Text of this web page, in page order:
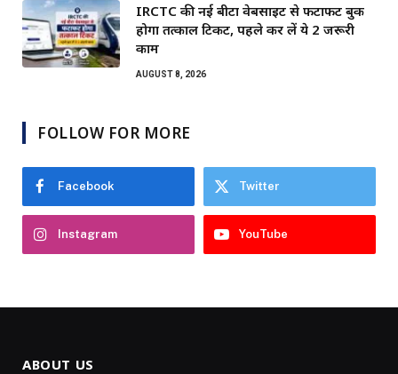
IRCTC की नई बीटा वेबसाइट से फटाफट बुक
होगा तत्काल टिकट, पहले कर लें ये 2 जरूरी
काम
AUGUST 8, 2026
FOLLOW FOR MORE
Facebook Twitter
Instagram YouTube
ABOUT US